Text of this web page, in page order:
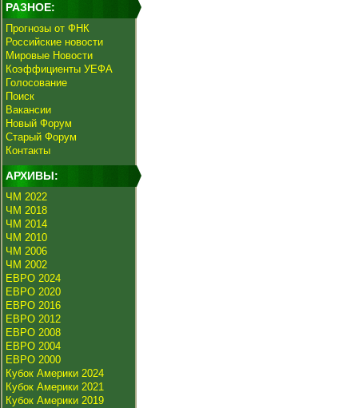
РАЗНОЕ:
Прогнозы от ФНК
Российские новости
Мировые Новости
Коэффициенты УЕФА
Голосование
Поиск
Вакансии
Новый Форум
Старый Форум
Контакты
АРХИВЫ:
ЧМ 2022
ЧМ 2018
ЧМ 2014
ЧМ 2010
ЧМ 2006
ЧМ 2002
ЕВРО 2024
ЕВРО 2020
ЕВРО 2016
ЕВРО 2012
ЕВРО 2008
ЕВРО 2004
ЕВРО 2000
Кубок Америки 2024
Кубок Америки 2021
Кубок Америки 2019